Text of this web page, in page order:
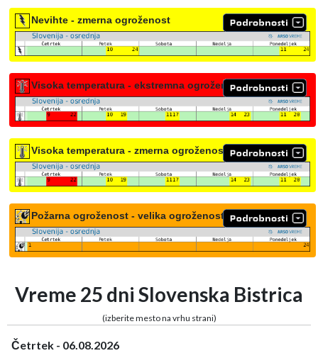
Nevihte - zmerna ogroženost
Visoka temperatura - ekstremna ogroženost
Visoka temperatura - zmerna ogroženost
Požarna ogroženost - velika ogroženost
Vreme 25 dni Slovenska Bistrica
(izberite mesto na vrhu strani)
Četrtek - 06.08.2026